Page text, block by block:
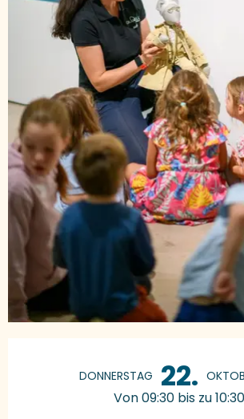
DONNERSTAG 22.
Von 09:30 bis zu 10:30